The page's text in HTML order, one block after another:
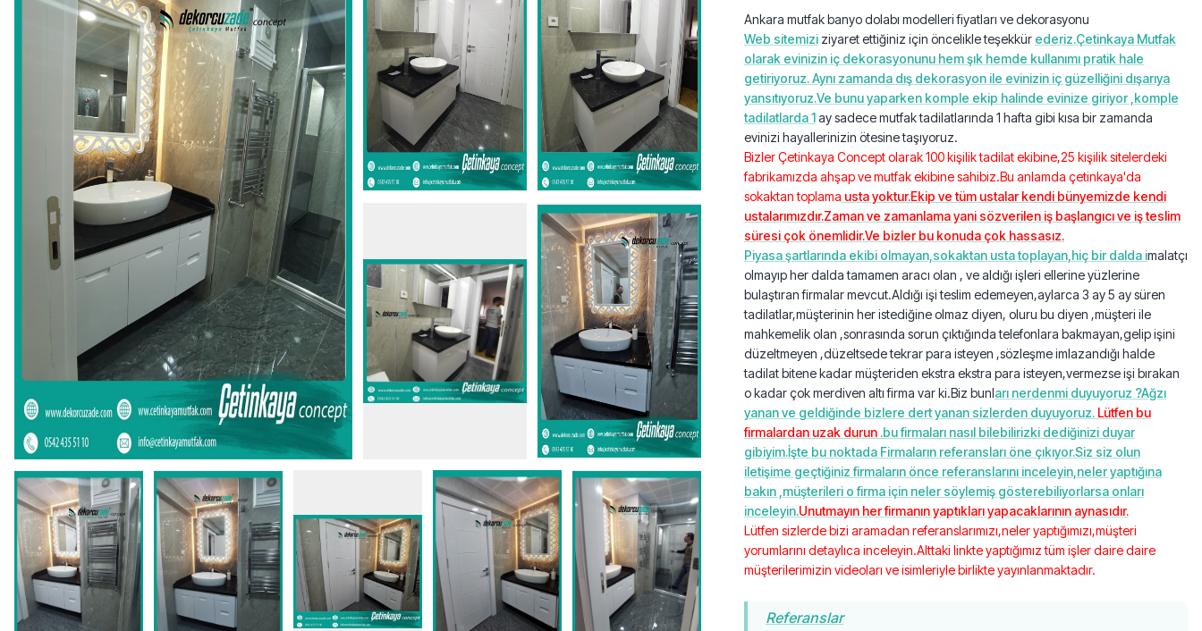
Ankara mutfak banyo dolabı modelleri fiyatları ve dekorasyonu
Web sitemizi ziyaret ettiğiniz için öncelikle teşekkür ederiz.Çetinkaya Mutfak
olarak evinizin iç dekorasyonunu hem şık hemde kullanımı pratik hale
getiriyoruz. Aynı zamanda dış dekorasyon ile evinizin iç güzelliğini dışarıya
yansıtıyoruz.Ve bunu yaparken komple ekip halinde evinize giriyor ,komple
tadilatlarda 1ay sadece mutfak tadilatlarında 1 hafta gibi kısa bir zamanda
evinizi hayallerinizin ötesine taşıyoruz.
Bizler Çetinkaya Concept olarak 100 kişilik tadilat ekibine,25 kişilik sitelerdeki
fabrikamızda ahşap ve mutfak ekibine sahibiz.Bu anlamda çetinkaya'da
sokaktan toplama usta yoktur.Ekip ve tüm ustalar kendi bünyemizde kendi
ustalarımızdır.Zaman ve zamanlama yani sözverilen iş başlangıcı ve iş teslim
süresi çok önemlidir.Ve bizler bu konuda çok hassasız.
Piyasa şartlarında ekibi olmayan,sokaktan usta toplayan,hiç bir dalda imalatçı
olmayıp her dalda tamamen aracı olan , ve aldığı işleri ellerine yüzlerine
bulaştıran firmalar mevcut.Aldığı işi teslim edemeyen,aylarca 3 ay 5 ay süren
tadilatlar,müşterinin her istediğine olmaz diyen, oluru bu diyen ,müşteri ile
mahkemelik olan ,sonrasında sorun çıktığında telefonlara bakmayan,gelip işini
düzeltmeyen ,düzeltsede tekrar para isteyen ,sözleşme imlazandığı halde
tadilat bitene kadar müşteriden ekstra ekstra para isteyen,vermezse işi bırakan
o kadar çok merdiven altı firma var ki.Biz bunları nerdenmi duyuyoruz ?Ağzı
yanan ve geldiğinde bizlere dert yanan sizlerden duyuyoruz. Lütfen bu
firmalardan uzak durun .bu firmaları nasıl bilebilirizki dediğinizi duyar
gibiyim.İşte bu noktada Firmaların referansları öne çıkıyor.Siz siz olun
iletişime geçtiğiniz firmaların önce referanslarını inceleyin,neler yaptığına
bakın ,müşterileri o firma için neler söylemiş gösterebiliyorlarsa onları
inceleyin.Unutmayın her firmanın yaptıkları yapacaklarının aynasıdır.
Lütfen sizlerde bizi aramadan referanslarımızı,neler yaptığımızı,müşteri
yorumlarını detaylıca inceleyin.Alttaki linkte yaptığımız tüm işler daire daire
müşterilerimizin videoları ve isimleriyle birlikte yayınlanmaktadır.
Referanslar